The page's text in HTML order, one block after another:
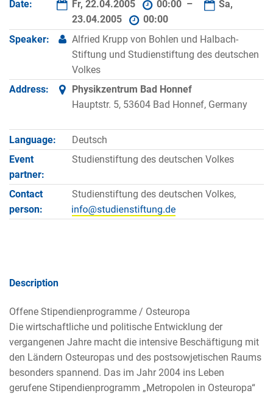
Date: Fr, 22.04.2005 00:00 –
Sa,
23.04.2005
00:00
Speaker:
Alfried Krupp von Bohlen und Halbach-
Stiftung und Studienstiftung des deutschen
Volkes
Address:
Physikzentrum Bad Honnef
Hauptstr. 5, 53604 Bad Honnef, Germany
Language:
Deutsch
Event
partner:
Studienstiftung des deutschen Volkes
Contact
person:
Studienstiftung des deutschen Volkes,
Description
Offene Stipendienprogramme / Osteuropa
Die wirtschaftliche und politische Entwicklung der
vergangenen Jahre macht die intensive Beschäftigung mit
den Ländern Osteuropas und des postsowjetischen Raums
besonders spannend. Das im Jahr 2004 ins Leben
gerufene Stipendienprogramm „Metropolen in Osteuropa“